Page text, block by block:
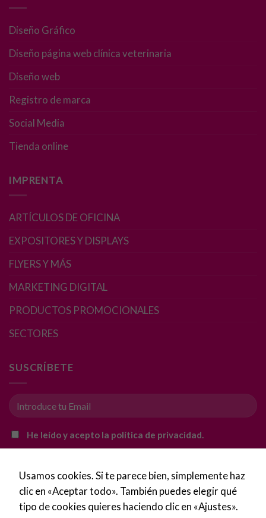
Diseño Gráfico
Diseño página web clínica veterinaria
Diseño web
Registro de marca
Social Media
Tienda online
IMPRENTA
ARTÍCULOS DE OFICINA
EXPOSITORES Y DISPLAYS
FLYERS Y MÁS
MARKETING DIGITAL
PRODUCTOS PROMOCIONALES
SECTORES
SUSCRÍBETE
He leído y acepto la política de privacidad.
Usamos cookies. Si te parece bien, simplemente haz
clic en «Aceptar todo». También puedes elegir qué
tipo de cookies quieres haciendo clic en «Ajustes».
Estas
Estadísticas
podamos
mejorar la
funcionalidad